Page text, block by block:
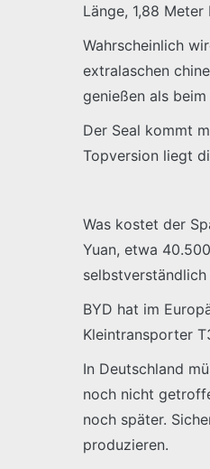
Länge, 1,88
Wahrscheinlich
extralaschen
genießen als beim
Der Seal kommt
Topversion liegt
Was kostet der
Yuan, etwa
BYD hat im
Kleintransporter
In Deutschland
noch nicht
noch später.
produzieren.